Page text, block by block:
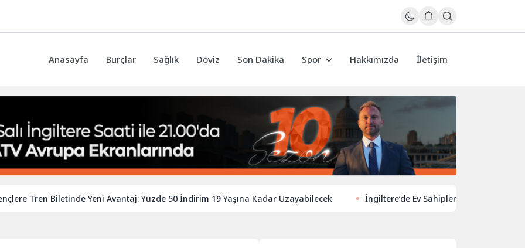
Anasayfa Burçlar Sağlık Döviz Son Dakika Spor Hakkımızda İletişim
Biletinde Yeni Avantaj: Yüzde 50 İndirim 19 Yaşına Kadar Uzayabilecek İngiltere’de Ev Sahiplerinden Yeni Yönelim: